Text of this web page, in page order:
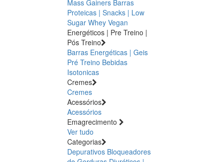
Mass Gainers Barras
Proteicas | Snacks | Low
Sugar Whey Vegan
Energéticos | Pre Treino |
Pós Treino
Barras Energéticas | Geis
Pré Treino Bebidas
Isotonicas
Cremes
Cremes
Acessórios
Acessórios
Emagrecimento
Ver tudo
Categorias
Depurativos Bloqueadores